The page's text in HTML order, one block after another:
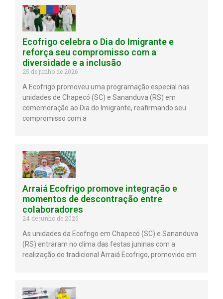
Ecofrigo celebra o Dia do Imigrante e
reforça seu compromisso com a
diversidade e a inclusão
25 de junho de 2026
A Ecofrigo promoveu uma programação especial nas
unidades de Chapecó (SC) e Sananduva (RS) em
comemoração ao Dia do Imigrante, reafirmando seu
compromisso com a
Arraiá Ecofrigo promove integração e
momentos de descontração entre
colaboradores
24 de junho de 2026
As unidades da Ecofrigo em Chapecó (SC) e Sananduva
(RS) entraram no clima das festas juninas com a
realização do tradicional Arraiá Ecofrigo, promovido em